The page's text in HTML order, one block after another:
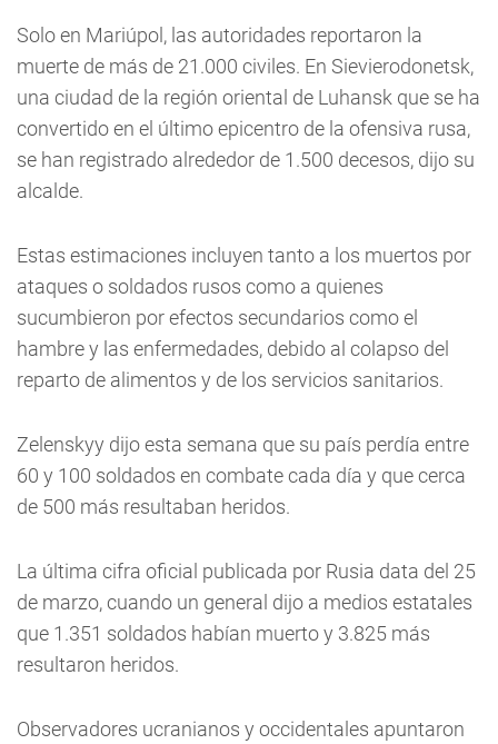
Solo en Mariúpol, las autoridades reportaron la
muerte de más de 21.000 civiles. En Sievierodonetsk,
una ciudad de la región oriental de Luhansk que se ha
convertido en el último epicentro de la ofensiva rusa,
se han registrado alrededor de 1.500 decesos, dijo su
alcalde.
Estas estimaciones incluyen tanto a los muertos por
ataques o soldados rusos como a quienes
sucumbieron por efectos secundarios como el
hambre y las enfermedades, debido al colapso del
reparto de alimentos y de los servicios sanitarios.
Zelenskyy dijo esta semana que su país perdía entre
60 y 100 soldados en combate cada día y que cerca
de 500 más resultaban heridos.
La última cifra oficial publicada por Rusia data del 25
de marzo, cuando un general dijo a medios estatales
que 1.351 soldados habían muerto y 3.825 más
resultaron heridos.
Observadores ucranianos y occidentales apuntaron